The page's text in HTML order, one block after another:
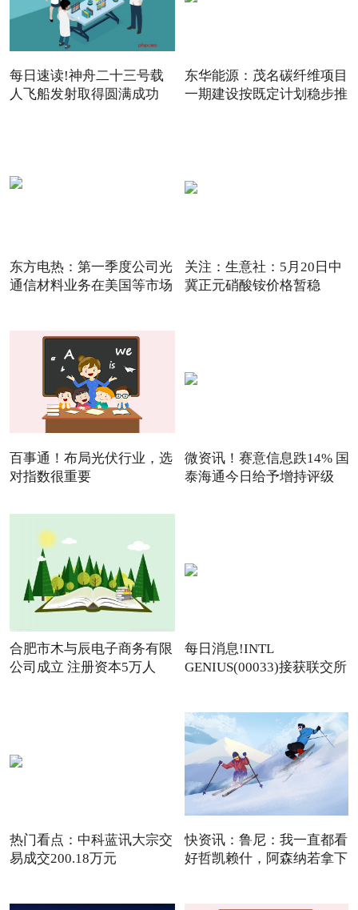
每日速读!神舟二十三号载
人飞船发射取得圆满成功
东华能源：茂名碳纤维项目
一期建设按既定计划稳步推
东方电热：第一季度公司光
通信材料业务在美国等市场
关注：生意社：5月20日中
冀正元硝酸铵价格暂稳
百事通！布局光伏行业，选
对指数很重要
微资讯！赛意信息跌14% 国
泰海通今日给予增持评级
合肥市木与辰电子商务有限
公司成立 注册资本5万人
每日消息!INTL
GENIUS(00033)接获联交所
热门看点：中科蓝讯大宗交
易成交200.18万元
快资讯：鲁尼：我一直都看
好哲凯赖什，阿森纳若拿下